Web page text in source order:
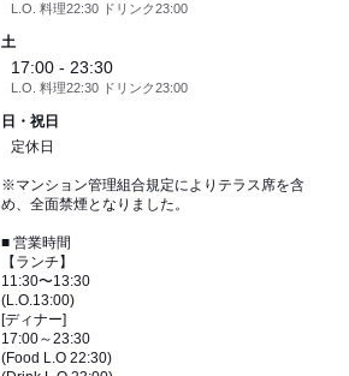
L.O. 料理22:30 ドリンク23:00
土
17:00 - 23:30
L.O. 料理22:30 ドリンク23:00
日・祝日
定休日
※マンション管理組合規定によりテラス席を含
め、全面禁煙となりました。
■ 営業時間
【ランチ】
11:30〜13:30
(L.O.13:00)
[ディナー]
17:00～23:30
(Food L.O 22:30)